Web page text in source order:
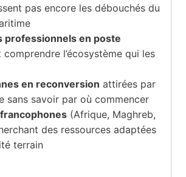
pas encore les débouchés du
professionnels en poste
comprendre l’écosystème qui les
en reconversion attirées par
sans savoir par où commencer
(Afrique, Maghreb,
des ressources adaptées
terrain